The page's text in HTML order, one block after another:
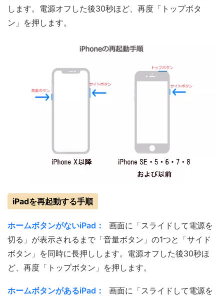
します。電源オフした後30秒ほど、再度「トップボタ
ン」を押します。
iPadを再起動する手順
ホームボタンがないiPad：
画面に「スライドして電源を
切る」が表示されるまで「音量ボタン」の1つと「サイド
ボタン」を同時に長押しします。電源オフした後30秒ほ
ど、再度「トップボタン」を押します。
ホームボタンがあるiPad：
画面に「スライドして電源を